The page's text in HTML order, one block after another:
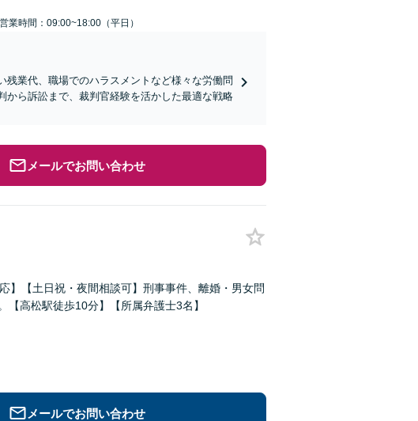
営業時間：09:00~18:00（平日）
残業代、職場でのハラスメントなど様々な労働問
から訴訟まで、裁判官経験を活かした最適な戦略
メールでお問い合わせ
】【土日祝・夜間相談可】刑事事件、離婚・男女問
高松駅徒歩10分】【所属弁護士3名】
メールでお問い合わせ